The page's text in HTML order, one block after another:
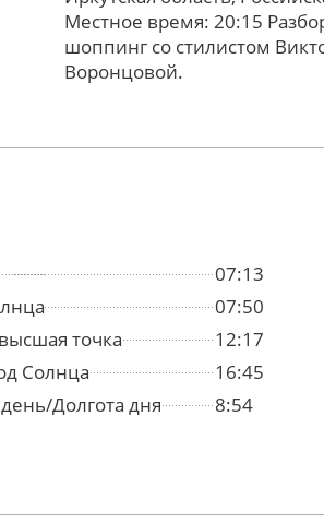
Местное время: 20:15
шоппинг со стилистом
Воронцовой.
07:13
07:50
точка
12:17
Солнца
16:45
Долгота дня
8:54